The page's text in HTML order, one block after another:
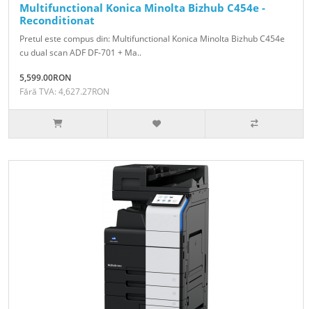
Multifunctional Konica Minolta Bizhub C454e -
Reconditionat
Pretul este compus din: Multifunctional Konica Minolta Bizhub C454e
cu dual scan ADF DF-701 + Ma..
5,599.00RON
Fără TVA: 4,627.27RON